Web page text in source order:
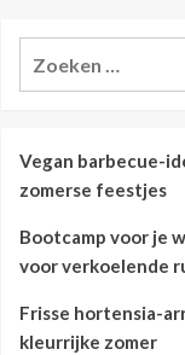
Vegan barbecue-
zomerse feestjes
Bootcamp voor je
voor verkoelende
Frisse hortensia-
kleurrijke zomer